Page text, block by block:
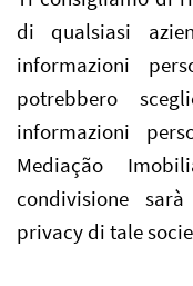
di qualsiasi
informazioni
potrebbero
informazioni
Mediação
condivisione
privacy di tale